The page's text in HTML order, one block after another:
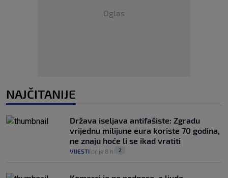
Oglas
NAJČITANIJE
Država iseljava antifašiste: Zgradu
vrijednu milijune eura koriste 70 godina,
ne znaju hoće li se ikad vratiti
VIJESTI prije 8 h 2